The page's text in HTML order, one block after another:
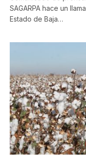
SAGARPA hace un
Estado de Baja…